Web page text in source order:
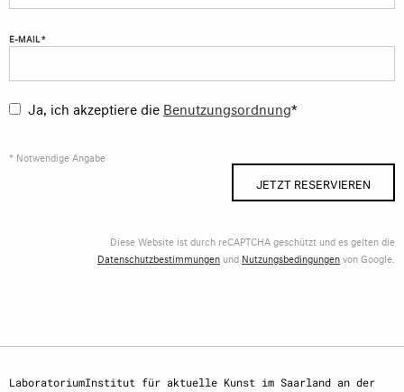
E-MAIL *
Ja, ich akzeptiere die Benutzungsordnung*
* Notwendige Angabe
JETZT RESERVIEREN
Diese Website ist durch reCAPTCHA geschützt und es gelten die
Datenschutzbestimmungen und Nutzungsbedingungenvon Google.
LaboratoriumInstitut für aktuelle Kunst im Saarland an der